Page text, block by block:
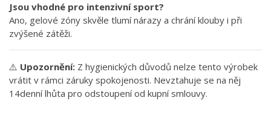
Jsou vhodné pro intenzivní sport?
Ano, gelové zóny skvěle tlumí nárazy a chrání klouby i při
zvýšené zátěži.
⚠️ Upozornění: Z hygienických důvodů nelze tento výrobek
vrátit v rámci záruky spokojenosti. Nevztahuje se na něj
14denní lhůta pro odstoupení od kupní smlouvy.